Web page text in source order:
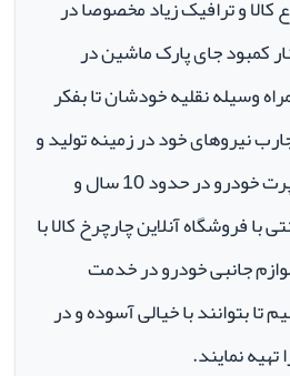
و ترافیک زیاد مخصوصا در
کمبود جای پارک ماشین در
وسیله نقلیه خودشان تا بفکر
نیروهای خود در زمینه تولید و
فروش لوازم جانبی و اسپرت خودرو در حدود 10 سال و
فروشگاه آنلاین چارچرخ کالا با
جانبی خودرو در خدمت
تا بتوانند با خیالی آسوده و در
نمایند.